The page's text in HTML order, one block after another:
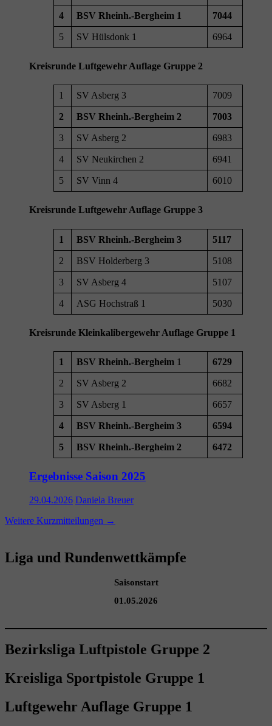
4 BSV Rheinh.-Bergheim 1 7044
5 SV Hülsdonk 1 6964
Kreisrunde Luftgewehr Auflage Gruppe 2
1 SV Asberg 3 7009
2 BSV Rheinh.-Bergheim 2 7003
3 SV Asberg 2 6983
4 SV Neukirchen 2 6941
5 SV Vinn 4 6010
Kreisrunde Luftgewehr Auflage Gruppe 3
1 BSV Rheinh.-Bergheim 3 5117
2 BSV Holderberg 3 5108
3 SV Asberg 4 5107
4 ASG Hochstraß 1 5030
Kreisrunde Kleinkalibergewehr Auflage Gruppe 1
1 BSV Rheinh.-Bergheim 1 6729
2 SV Asberg 2 6682
3 SV Asberg 1 6657
4 BSV Rheinh.-Bergheim 3 6594
5 BSV Rheinh.-Bergheim 2 6472
Ergebnisse Saison 2025
29.04.2026 Daniela Breuer
Weitere Kurzmitteilungen →
Liga und Rundenwettkämpfe
Saisonstart
01.05.2026
Bezirksliga Luftpistole Gruppe 2
Kreisliga Sportpistole Gruppe 1
Luftgewehr Auflage Gruppe 1